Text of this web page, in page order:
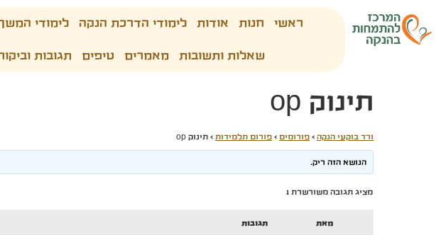
ראשי חנות אודות לימודי הדרכת הנקה לימודי
שאלות ותשובות מאמרים טיפים תגובות
תינוק op
ורד בוקעי הנקה › פורומים › פורום תלמידות › תינוק op
הנושא הזה ריק.
מציג תגובה משורשרת 1
מאת תגובות